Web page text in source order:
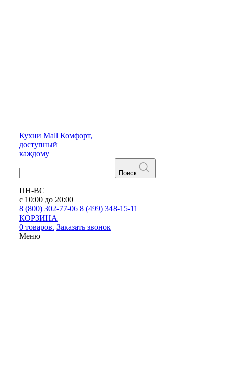
Кухни Mall Комфорт,
доступный
каждому
Поиск
ПН-ВС
с 10:00 до 20:00
8 (800) 302-77-06 8 (499) 348-15-11
КОРЗИНА
0 товаров. Заказать звонок
Меню